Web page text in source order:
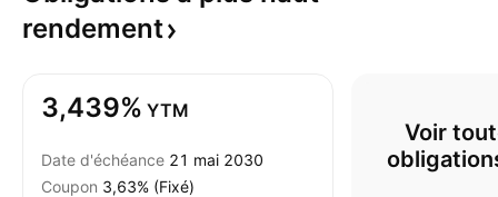
rendement
3,439% YTM
Date d'échéance 21 mai 2030
Coupon 3,63% (Fixé)
Voir